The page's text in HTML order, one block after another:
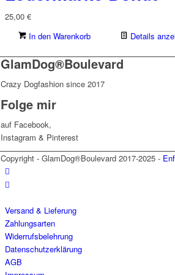
25,00 €
In den Warenkorb
Details
GlamDog®Boulevard
Crazy Dogfashion since 2017
Folge mir
auf Facebook,
Instagram & Pinterest
Copyright - GlamDog®Boulevard 2017-2025 -
Versand & Lieferung
Zahlungsarten
Widerrufsbelehrung
Datenschutzerklärung
AGB